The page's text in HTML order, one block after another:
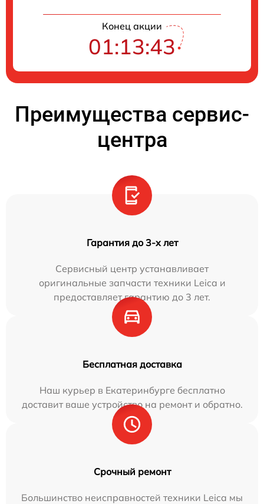
Конец акции
01:13:42
Преимущества сервис-
центра
Гарантия до 3-х лет
Сервисный центр устанавливает
оригинальные запчасти техники Leica и
предоставляет гарантию до 3 лет.
Бесплатная доставка
Наш курьер в Екатеринбурге бесплатно
доставит ваше устройство на ремонт и обратно.
Срочный ремонт
Большинство неисправностей техники Leica мы